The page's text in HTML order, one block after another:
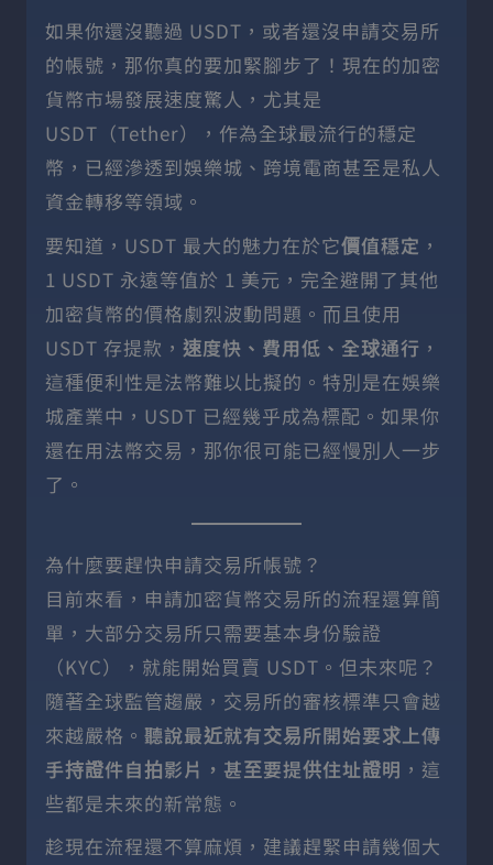
如果你還沒聽過 USDT，或者還沒申請交易所
的帳號，那你真的要加緊腳步了！現在的加密
貨幣市場發展速度驚人，尤其是
USDT（Tether），作為全球最流行的穩定
幣，已經滲透到娛樂城、跨境電商甚至是私人
資金轉移等領域。
要知道，USDT 最大的魅力在於它價值穩定 ，
1 USDT 永遠等值於 1 美元，完全避開了其他
加密貨幣的價格劇烈波動問題。而且使用
USDT 存提款，速度快、費用低、全球通行 ，
這種便利性是法幣難以比擬的。特別是在娛樂
城產業中，USDT 已經幾乎成為標配。如果你
還在用法幣交易，那你很可能已經慢別人一步
了。
為什麼要趕快申請交易所帳號？
目前來看，申請加密貨幣交易所的流程還算簡
單，大部分交易所只需要基本身份驗證
（KYC），就能開始買賣 USDT。但未來呢？
隨著全球監管趨嚴，交易所的審核標準只會越
來越嚴格。聽說最近就有交易所開始要求上傳
手持證件自拍影片，甚至要提供住址證明 ，這
些都是未來的新常態。
趁現在流程還不算麻煩，建議趕緊申請幾個大